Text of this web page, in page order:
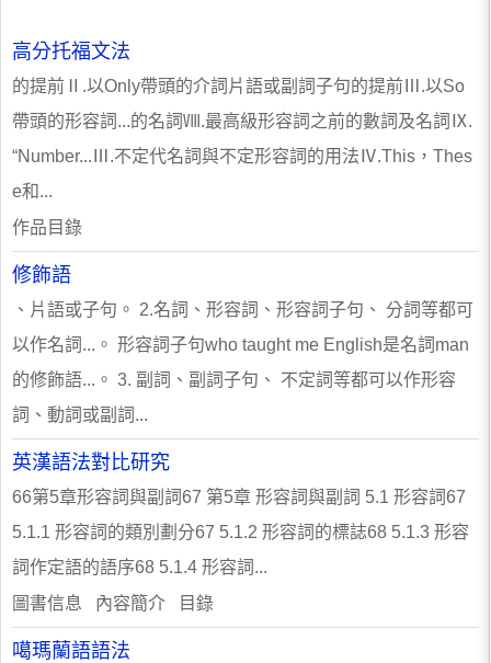
高分托福文法
的提前Ⅱ.以Only帶頭的介詞片語或副詞子句的提前Ⅲ.以So
帶頭的形容詞...的名詞Ⅷ.最高級形容詞之前的數詞及名詞Ⅸ.
“Number...Ⅲ.不定代名詞與不定形容詞的用法Ⅳ.This，Thes
e和...
作品目錄
修飾語
、片語或子句。 2.名詞、形容詞、形容詞子句、 分詞等都可
以作名詞...。 形容詞子句who taught me English是名詞man
的修飾語...。 3. 副詞、副詞子句、 不定詞等都可以作形容
詞、動詞或副詞...
英漢語法對比研究
66第5章形容詞與副詞67 第5章 形容詞與副詞 5.1 形容詞67
5.1.1 形容詞的類別劃分67 5.1.2 形容詞的標誌68 5.1.3 形容
詞作定語的語序68 5.1.4 形容詞...
圖書信息 內容簡介 目錄
噶瑪蘭語語法